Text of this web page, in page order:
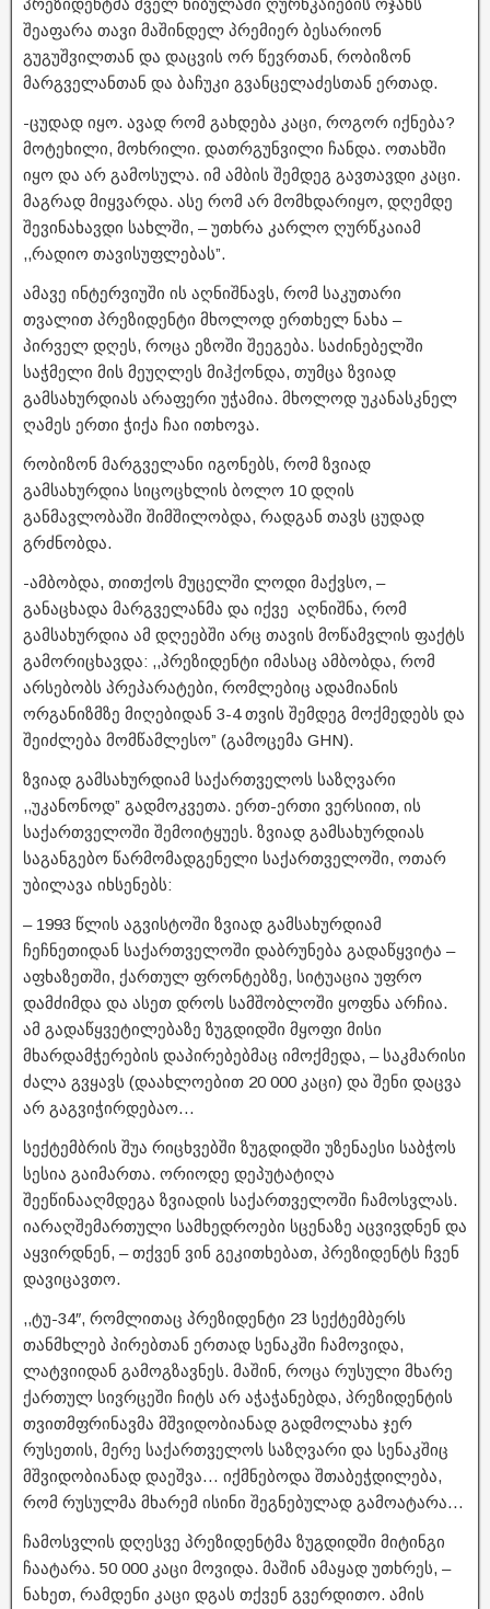
შეაფარა თავი მაშინდელ პრემიერ ბესარიონ
გუგუშვილთან და დაცვის ორ წევრთან, რობიზონ
მარგველანთან და ბაჩუკი გვანცელაძესთან ერთად.
-ცუდად იყო. ავად რომ გახდება კაცი, როგორ იქნება?
მოტეხილი, მოხრილი. დათრგუნვილი ჩანდა. ოთახში
იყო და არ გამოსულა. იმ ამბის შემდეგ გავთავდი კაცი.
მაგრად მიყვარდა. ასე რომ არ მომხდარიყო, დღემდე
შევინახავდი სახლში, – უთხრა კარლო ღურწკაიამ
,,რადიო თავისუფლებას”.
ამავე ინტერვიუში ის აღნიშნავს, რომ საკუთარი
თვალით პრეზიდენტი მხოლოდ ერთხელ ნახა –
პირველ დღეს, როცა ეზოში შეეგება. საძინებელში
საჭმელი მის მეუღლეს მიჰქონდა, თუმცა ზვიად
გამსახურდიას არაფერი უჭამია. მხოლოდ უკანასკნელ
ღამეს ერთი ჭიქა ჩაი ითხოვა.
რობიზონ მარგველანი იგონებს, რომ ზვიად
გამსახურდია სიცოცხლის ბოლო 10 დღის
განმავლობაში შიმშილობდა, რადგან თავს ცუდად
გრძნობდა.
-ამბობდა, თითქოს მუცელში ლოდი მაქვსო, –
განაცხადა მარგველანმა და იქვე აღნიშნა, რომ
გამსახურდია ამ დღეებში არც თავის მოწამვლის ფაქტს
გამორიცხავდა: ,,პრეზიდენტი იმასაც ამბობდა, რომ
არსებობს პრეპარატები, რომლებიც ადამიანის
ორგანიზმზე მიღებიდან 3-4 თვის შემდეგ მოქმედებს და
შეიძლება მომწამლესო” (გამოცემა GHN).
ზვიად გამსახურდიამ საქართველოს საზღვარი
,,უკანონოდ” გადმოკვეთა. ერთ-ერთი ვერსიით, ის
საქართველოში შემოიტყუეს. ზვიად გამსახურდიას
საგანგებო წარმომადგენელი საქართველოში, ოთარ
უბილავა იხსენებს:
– 1993 წლის აგვისტოში ზვიად გამსახურდიამ
ჩეჩნეთიდან საქართველოში დაბრუნება გადაწყვიტა –
აფხაზეთში, ქართულ ფრონტებზე, სიტუაცია უფრო
დამძიმდა და ასეთ დროს სამშობლოში ყოფნა არჩია.
ამ გადაწყვეტილებაზე ზუგდიდში მყოფი მისი
მხარდამჭერების დაპირებებმაც იმოქმედა, – საკმარისი
ძალა გვყავს (დაახლოებით 20 000 კაცი) და შენი დაცვა
არ გაგვიჭირდებაო…
სექტემბრის შუა რიცხვებში ზუგდიდში უზენაესი საბჭოს
სესია გაიმართა. ორიოდე დეპუტატიღა
შეეწინააღმდეგა ზვიადის საქართველოში ჩამოსვლას.
იარაღშემართული სამხედროები სცენაზე აცვივდნენ და
აყვირდნენ, – თქვენ ვინ გეკითხებათ, პრეზიდენტს ჩვენ
დავიცავთო.
,,ტუ-34″, რომლითაც პრეზიდენტი 23 სექტემბერს
თანმხლებ პირებთან ერთად სენაკში ჩამოვიდა,
ლატვიიდან გამოგზავნეს. მაშინ, როცა რუსული მხარე
ქართულ სივრცეში ჩიტს არ აჭაჭანებდა, პრეზიდენტის
თვითმფრინავმა მშვიდობიანად გადმოლახა ჯერ
რუსეთის, მერე საქართველოს საზღვარი და სენაკშიც
მშვიდობიანად დაეშვა… იქმნებოდა შთაბეჭდილება,
რომ რუსულმა მხარემ ისინი შეგნებულად გამოატარა…
ჩამოსვლის დღესვე პრეზიდენტმა ზუგდიდში მიტინგი
ჩაატარა. 50 000 კაცი მოვიდა. მაშინ ამაყად უთხრეს, –
ნახეთ, რამდენი კაცი დგას თქვენ გვერდითო. ამის